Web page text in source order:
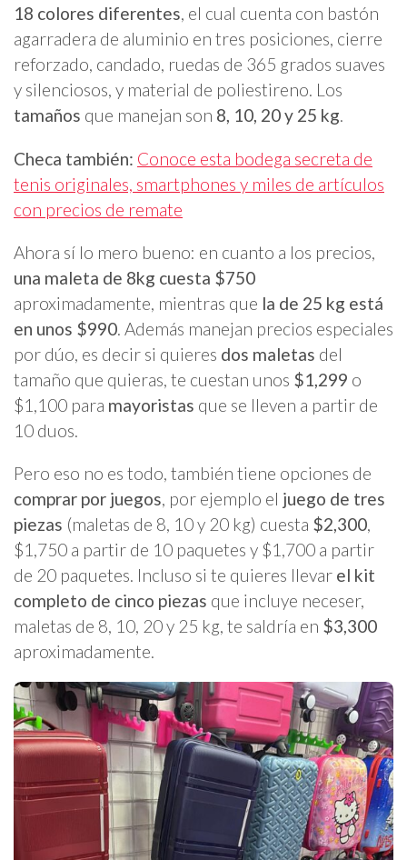
18 colores diferentes, el cual cuenta con bastón
agarradera de aluminio en tres posiciones, cierre
reforzado, candado, ruedas de 365 grados suaves
y silenciosos, y material de poliestireno. Los
tamaños que manejan son 8, 10, 20 y 25 kg.
Checa también: Conoce esta bodega secreta de
tenis originales, smartphones y miles de artículos
con precios de remate
Ahora sí lo mero bueno: en cuanto a los precios,
una maleta de 8kg cuesta $750
aproximadamente, mientras que la de 25 kg está
en unos $990. Además manejan precios especiales
por dúo, es decir si quieres dos maletas del
tamaño que quieras, te cuestan unos $1,299 o
$1,100 para mayoristas que se lleven a partir de
10 duos.
Pero eso no es todo, también tiene opciones de
comprar por juegos, por ejemplo el juego de tres
piezas (maletas de 8, 10 y 20 kg) cuesta $2,300,
$1,750 a partir de 10 paquetes y $1,700 a partir
de 20 paquetes. Incluso si te quieres llevar el kit
completo de cinco piezas que incluye neceser,
maletas de 8, 10, 20 y 25 kg, te saldría en $3,300
aproximadamente.